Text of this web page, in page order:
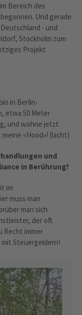
Bereich des
Und gerade
- und
Stockholm zum
Projekt
in Berlin-
etwa 50 Meter
und wohne jetzt
«Hood»! (lacht)
und
in Berührung?
im
muss man
man sich
der oft
Recht immer
mit Steuergeldern!